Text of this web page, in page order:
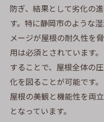
防ぎ、結果として劣化の
す。特に静岡市のような
メージが屋根の耐久性を
用は必須とされています
することで、屋根全体の
化を図ることが可能です
屋根の美観と機能性を両
となっています。